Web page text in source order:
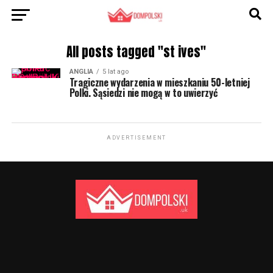
All posts tagged "st ives"
ANGLIA 5 lat ago
Tragiczne wydarzenia w mieszkaniu 50-letniej
Polki. Sąsiedzi nie mogą w to uwierzyć
ADVERTISEMENT